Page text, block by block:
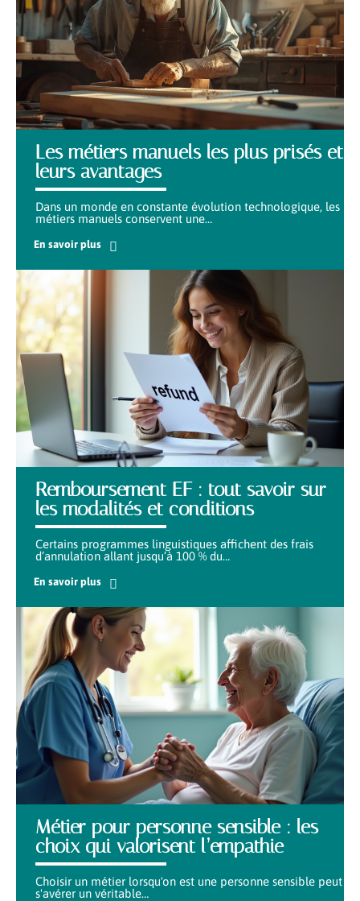
Les métiers manuels les plus prisés et
leurs avantages
Dans un monde en constante évolution technologique, les
métiers manuels conservent une…
En savoir plus
Remboursement EF : tout savoir sur
les modalités et conditions
Certains programmes linguistiques affichent des frais
d’annulation allant jusqu’à 100 % du…
En savoir plus
Métier pour personne sensible : les
choix qui valorisent l’empathie
Choisir un métier lorsqu'on est une personne sensible peut
s'avérer un véritable…